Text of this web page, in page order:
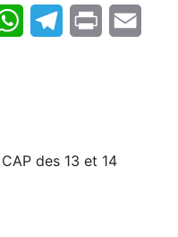
WhatsAppTelegram
Print
des 13 et 14